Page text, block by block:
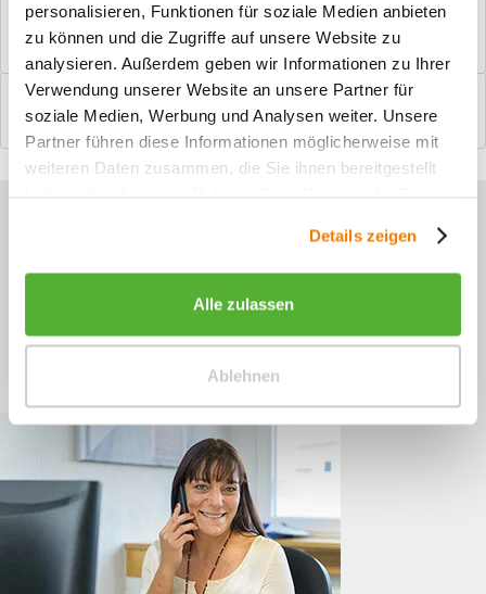
personalisieren, Funktionen für soziale Medien anbieten
zu können und die Zugriffe auf unsere Website zu
analysieren. Außerdem geben wir Informationen zu Ihrer
Verwendung unserer Website an unsere Partner für
soziale Medien, Werbung und Analysen weiter. Unsere
Partner führen diese Informationen möglicherweise mit
weiteren Daten zusammen, die Sie ihnen bereitgestellt
Details zeigen
Alle zulassen
Ablehnen
Windfangelemente online am Bildschirm konfigurieren und
einbaufertig bestellen. In wenigen...
Bewertungen
0
Bewertungen lesen, schreiben und diskutieren...mehr
Sie haben Fragen zu unseren
+49 (0)4244 965 34 04
Mo - Do, 09:00 - 16:00 Uhr
und Fr, 09:00 - 13:00 Uhr